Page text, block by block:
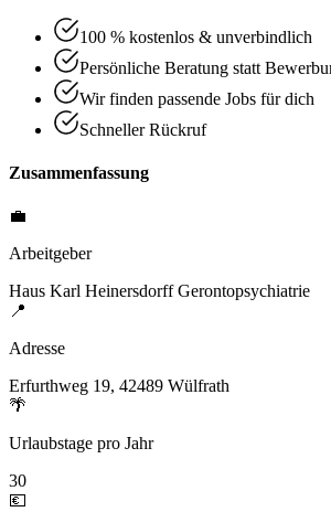
100 % kostenlos & unverbindlich
Persönliche Beratung statt
Wir finden passende Jobs für dich
Schneller Rückruf
Zusammenfassung
💼
Arbeitgeber
Haus Karl Heinersdorff Gerontopsychiatrie
📍
Adresse
Erfurthweg 19, 42489 Wülfrath
🌴
Urlaubstage pro Jahr
30
💶